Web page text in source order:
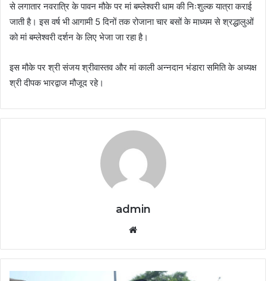
से लगातार नवरात्रि के पावन मौके पर मां बम्लेश्वरी धाम की निःशुल्क यात्रा कराई
जाती है। इस वर्ष भी आगामी 5 दिनों तक रोजाना चार बसों के माध्यम से श्रद्धालुओं
को मां बम्लेश्वरी दर्शन के लिए भेजा जा रहा है।
इस मौके पर श्री संजय श्रीवास्तव और मां काली अन्नदान भंडारा समिति के अध्यक्ष
श्री दीपक भारद्वाज मौजूद रहे।
admin